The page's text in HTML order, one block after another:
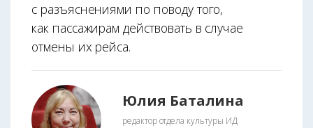
с разъяснениями по поводу того,
как пассажирам действовать в случае
отмены их рейса.
Юлия Баталина
редактор отдела культуры ИД